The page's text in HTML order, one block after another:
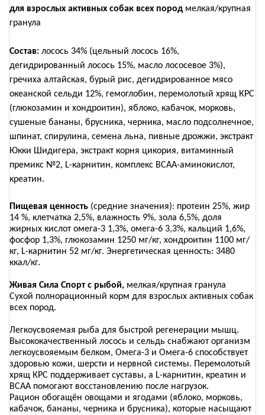
для взрослых активных собак всех пород мелкая/крупная
гранула
Состав: лосось 34% (цельный лосось 16%,
дегидрированный лосось 15%, масло лососевое 3%),
гречиха алтайская, бурый рис, дегидрированное мясо
океанской сельди 12%, гемоглобин, перемолотый хрящ КРС
(глюкозамин и хондроитин), яблоко, кабачок, морковь,
сушеные бананы, брусника, черника, масло подсолнечное,
шпинат, спирулина, семена льна, пивные дрожжи, экстракт
Юкки Шидигера, экстракт корня цикория, витаминный
премикс №2, L-карнитин, комплекс ВСАА-аминокислот,
креатин.
Пищевая ценность (средние значения): протеин 25%, жир
14 %, клетчатка 2,5%, влажность 9%, зола 6,5%, доля
жирных кислот омега-3 1,3%, омега-6 3,3%, кальций 1,6%,
фосфор 1,3%, глюкозамин 1250 мг/кг, хондроитин 1100 мг/
кг, L-карнитин 52 мг/кг. Энергетическая ценность: 3480
ккал/кг.
Живая Сила Спорт с рыбой, мелкая/крупная гранула
Сухой полнорационный корм для взрослых активных собак
всех пород.
Легкоусвояемая рыба для быстрой регенерации мышц.
Высококачественный лосось и сельдь снабжают организм
легкоусвояемым белком, Омега-3 и Омега-6 способствует
здоровью кожи, шерсти и нервной системы. Перемолотый
хрящ КРС поддерживает суставы, а L-карнитин, креатин и
ВСАА помогают восстановлению после нагрузок.
Рацион обогащён овощами и ягодами (яблоко, морковь,
кабачок, бананы, черника и брусника), которые насыщают